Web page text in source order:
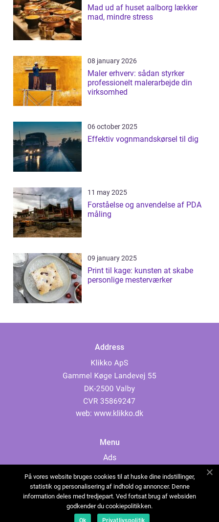
Mad ud af huset aalborg lækker
mad, mindre stress
08 january 2026
Maler erhverv: sådan styrker
professionelt malerarbejde din
virksomhed
06 october 2025
Effektiv vognmandskørsel til dig
11 may 2025
Forståelse og anvendelse af PDA
måling
09 january 2025
Print til kage: kunsten at skabe
personlige mesterværker
Address
web: www.klikko.dk
Menu
Ads
Cookies
Contact
Sitemap
På vores website bruges cookies til at huske dine indstillinger,
statistik og personalisering af indhold og annoncer. Denne
information deles med tredjepart. Ved fortsat brug af websiden
godkender du cookiepolitikken.
Ok Privatlivspolitik